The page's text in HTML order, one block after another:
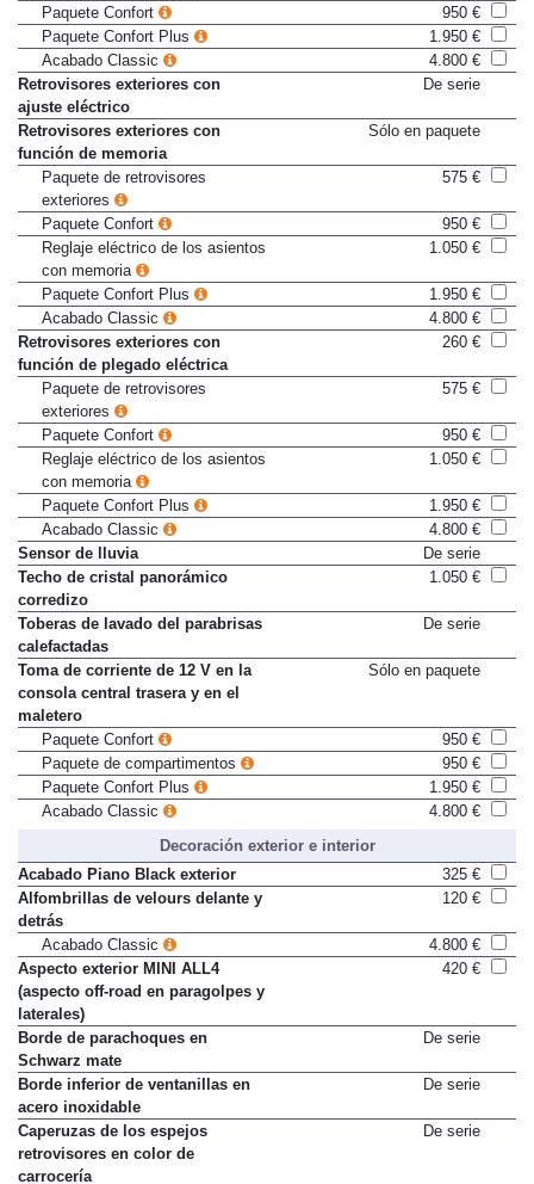
Reposabrazos delantero
160 €
Paquete Confort
950 €
Paquete Confort Plus
1.950 €
Acabado Classic
4.800 €
Retrovisores exteriores con
ajuste eléctrico
Retrovisores exteriores con
función de memoria
Paquete de retrovisores
exteriores
Paquete Confort
950 €
Reglaje eléctrico de los asientos
con memoria
Paquete Confort Plus
1.950 €
Acabado Classic
4.800 €
Retrovisores exteriores con
función de plegado eléctrica
Paquete de retrovisores
exteriores
Paquete Confort
950 €
Reglaje eléctrico de los asientos
con memoria
Paquete Confort Plus
1.950 €
Acabado Classic
4.800 €
Sensor de lluvia
De serie
Techo de cristal panorámico
corredizo
Toberas de lavado del parabrisas
calefactadas
Toma de corriente de 12 V en la
consola central trasera y en el
maletero
Paquete Confort
950 €
Paquete de compartimentos
950 €
Paquete Confort Plus
1.950 €
Decoración exterior e interior
Acabado Piano Black exterior
325 €
Alfombrillas de velours delante y
detrás
Acabado Classic
4.800 €
Aspecto exterior MINI ALL4
(aspecto off-road en paragolpes y
laterales)
Borde de parachoques en
Schwarz mate
Borde inferior de ventanillas en
acero inoxidable
Caperuzas de los espejos
retrovisores en color de